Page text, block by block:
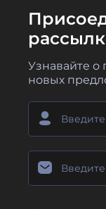
Узнавайте о
новых